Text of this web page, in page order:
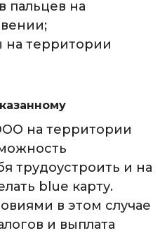
пальцев на
территории
на территории
трудоустроить и на
blue карту.
в этом случае
и выплата